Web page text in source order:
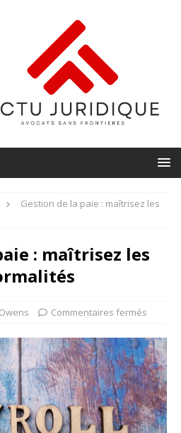
Gestion de la paie : maîtrisez les
: maîtrisez les
Commentaires fermés